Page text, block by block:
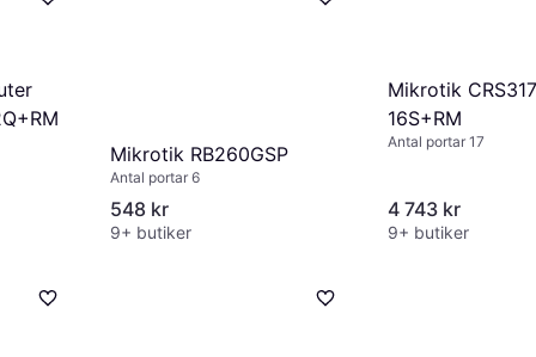
Mikrotik RB260GSP
Antal portar 6
548 kr
9+ butiker
Mikrotik
16S+RM
Antal portar 17
4 743 kr
9+ butiker